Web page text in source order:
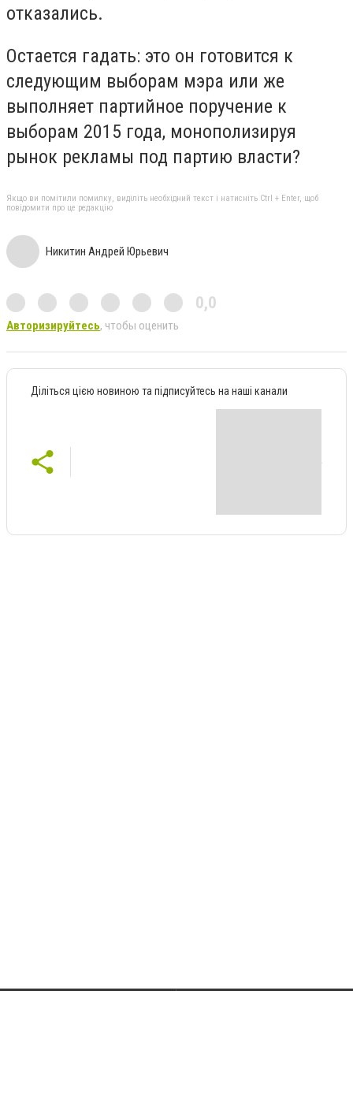
отказались.
Остается гадать: это он готовится к
следующим выборам мэра или же
выполняет партийное поручение к
выборам 2015 года, монополизируя
рынок рекламы под партию власти?
Якщо ви помітили помилку, виділіть необхідний текст і натисніть Ctrl + Enter, щоб
повідомити про це редакцію
Никитин Андрей Юрьевич
0,0
Авторизируйтесь, чтобы оценить
Діліться цією новиною та підписуйтесь на наші канали